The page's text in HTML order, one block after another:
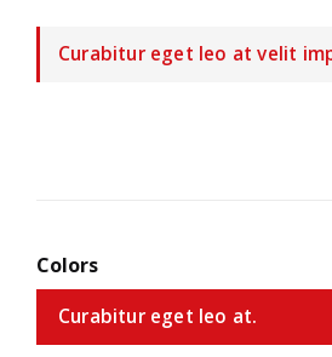
Curabitur eget leo at velit
Colors
Curabitur eget leo at.